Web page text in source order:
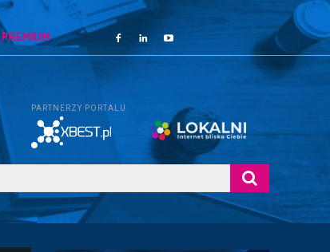
PREMIUM
PARTNERZY PORTALU